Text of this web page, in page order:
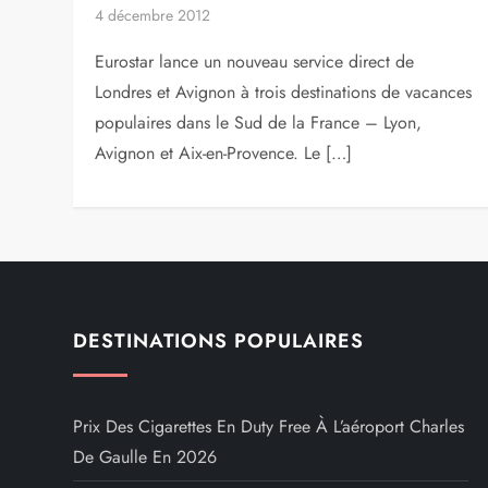
4 décembre 2012
Eurostar lance un nouveau service direct de
Londres et Avignon à trois destinations de vacances
populaires dans le Sud de la France – Lyon,
Avignon et Aix-en-Provence. Le […]
DESTINATIONS POPULAIRES
Prix Des Cigarettes En Duty Free À L’aéroport Charles
De Gaulle En 2026